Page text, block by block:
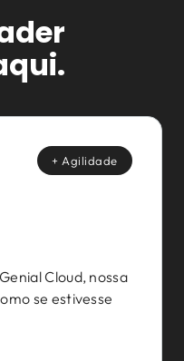
+ Agilidade
Cloud, nossa
se estivesse